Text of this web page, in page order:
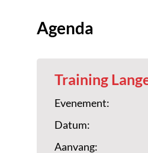
Agenda
Training
Evenement:
Datum:
Aanvang: